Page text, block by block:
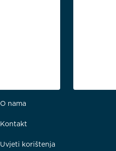
O nama
Kontakt
Uvjeti korištenja